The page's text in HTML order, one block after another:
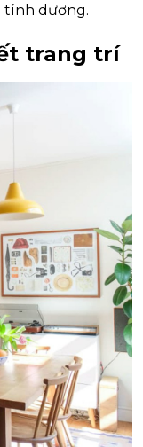
tính dương.
trang trí